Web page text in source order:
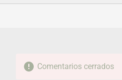
FACEBOOKTWITTERFLIPBOARD
E-
WHATSAPP
Comentarios cerrados